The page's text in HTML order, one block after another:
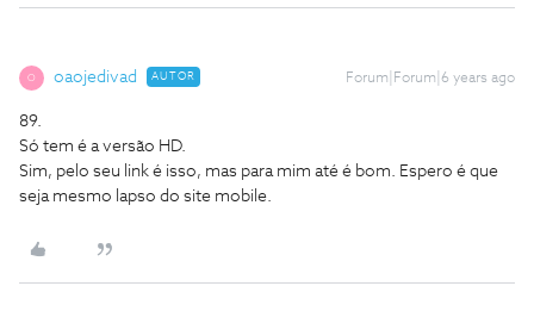
O oaojedivad AUTOR Forum|Forum|6 years ago
89.
Só tem é a versão HD.
Sim, pelo seu link é isso, mas para mim até é bom. Espero é que
seja mesmo lapso do site mobile.